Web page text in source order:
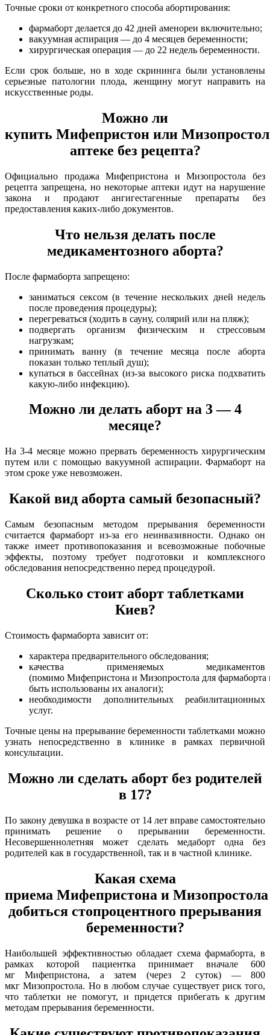
Точные сроки от конкретного способа абортирования:
фармаборт делается до 42 дней аменореи включительно;
вакуумная аспирация — до 4 месяцев беременности;
хирургическая операция — до 22 недель беременности.
Если срок больше, но в ходе скрининга были установлены
серьезные патологии плода, женщину могут направить на
искусственные роды.
Можно ли
купить Мифепристон или
аптеке без рецепта?
Официально продажа Мифепристона и Мизопростола без
рецепта запрещена, но некоторые аптеки идут на нарушение
закона и продают ангигестагенные препараты без
предоставления каких-либо документов.
Что нельзя делать после
медикаментозного аборта?
После фармаборта запрещено:
заниматься сексом (в течение нескольких дней недель
после проведения процедуры);
перегреваться (ходить в сауну, солярий или на пляж);
подвергать организм физическим и стрессовым
нагрузкам;
принимать ванну (в течение месяца после аборта
показан только теплый душ);
купаться в бассейнах (из-за высокого риска подхватить
какую-либо инфекцию).
Можно ли делать аборт на 3 — 4
месяце?
На 3-4 месяце можно прервать беременность хирургическим
путем или с помощью вакуумной аспирации. Фармаборт на
этом сроке уже невозможен.
Какой вид аборта самый безопасный?
Самым безопасным методом прерывания беременности
считается фармаборт из-за его неинвазивности. Однако он
также имеет противопоказания и всевозможные побочные
эффекты, поэтому требует подготовки и комплексного
обследования непосредственно перед процедурой.
Сколько стоит аборт таблетками
Киев?
Стоимость фармаборта зависит от:
характера предварительного обследования;
качества применяемых медикаментов
(помимо Мифепристона и Мизопростола для фармаборта
быть использованы их аналоги);
необходимости дополнительных реабилитационных
услуг.
Точные цены на прерывание беременности таблетками можно
узнать непосредственно в клинике в рамках первичной
консультации.
Можно ли сделать аборт без родителей
в 17?
По закону девушка в возрасте от 14 лет вправе самостоятельно
принимать решение о прерывании беременности.
Несовершеннолетняя может сделать медаборт одна без
родителей как в государственной, так и в частной клинике.
Какая схема
приема Мифепристона и Мизопростола
добиться стопроцентного прерывания
беременности?
Наибольшей эффективностью обладает схема фармаборта, в
рамках которой пациентка принимает вначале 600
мг Мифепристона, а затем (через 2 суток) — 800
мкг Мизопростола. Но в любом случае существует риск того,
что таблетки не помогут, и придется прибегать к другим
методам прерывания беременности.